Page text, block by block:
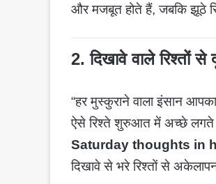
और मजबूत होते हैं, जबकि झूठे
2. दिखावे वाले रिश्तों से
“हर मुस्कुराने वाला इंसान
ऐसे रिश्ते शुरुआत में अच्छे लगते
Saturday thoughts in
दिखावे से भरे रिश्तों से